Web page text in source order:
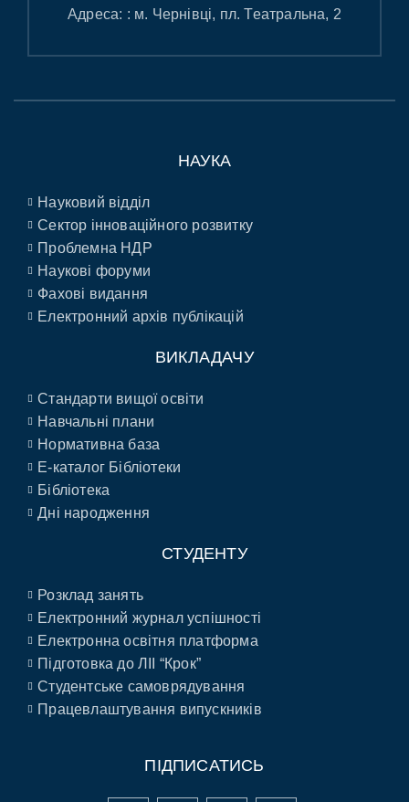
Адреса: : м. Чернівці, пл. Театральна, 2
НАУКА
Науковий відділ
Сектор інноваційного розвитку
Проблемна НДР
Наукові форуми
Фахові видання
Електронний архів публікацій
ВИКЛАДАЧУ
Стандарти вищої освіти
Навчальні плани
Нормативна база
E-каталог Бібліотеки
Бібліотека
Дні народження
СТУДЕНТУ
Розклад занять
Електронний журнал успішності
Електронна освітня платформа
Підготовка до ЛІІ “Крок”
Студентське самоврядування
Працевлаштування випускників
ПІДПИСАТИСЬ